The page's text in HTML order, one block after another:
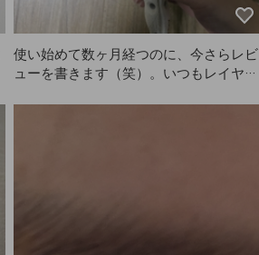
使い始めて数ヶ月経つのに、今さらレビ
ューを書きます（笑）。いつもレイヤー